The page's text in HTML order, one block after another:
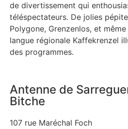
de divertissement qui
téléspectateurs. De jolies
Polygone, Grenzenlos, et
langue régionale Kaffekrenzel
des programmes.
Antenne de
Bitche
107 rue Maréchal Foch